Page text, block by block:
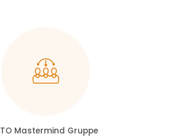
Mastermind Gruppe